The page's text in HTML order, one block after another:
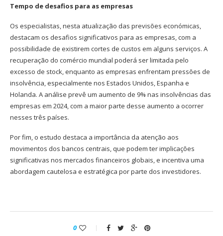
Tempo de desafios para as empresas
Os especialistas, nesta atualização das previsões económicas,
destacam os desafios significativos para as empresas, com a
possibilidade de existirem cortes de custos em alguns serviços. A
recuperação do comércio mundial poderá ser limitada pelo
excesso de stock, enquanto as empresas enfrentam pressões de
insolvência, especialmente nos Estados Unidos, Espanha e
Holanda. A análise prevê um aumento de 9% nas insolvências das
empresas em 2024, com a maior parte desse aumento a ocorrer
nesses três países.
Por fim, o estudo destaca a importância da atenção aos
movimentos dos bancos centrais, que podem ter implicações
significativas nos mercados financeiros globais, e incentiva uma
abordagem cautelosa e estratégica por parte dos investidores.
0